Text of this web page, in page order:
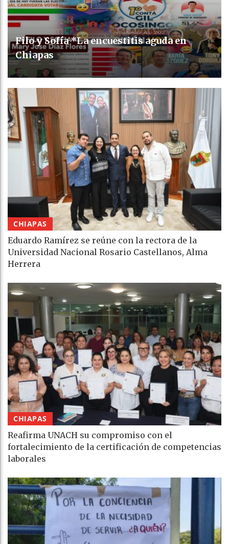
Filo y Sofía *La encuestitis aguda en
Chiapas
CHIAPAS
Eduardo Ramírez se reúne con la rectora de la
Universidad Nacional Rosario Castellanos, Alma
Herrera
CHIAPAS
Reafirma UNACH su compromiso con el
fortalecimiento de la certificación de competencias
laborales